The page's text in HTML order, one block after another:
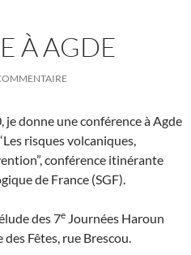
À AGDE
donne une conférence à Agde
risques volcaniques,
conférence itinérante
de France (SGF).
des 7e Journées Haroun
des Fêtes, rue Brescou.